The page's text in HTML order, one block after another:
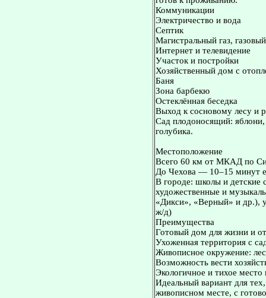
Коммуникации
Электричество и вода
Септик
Магистральный газ,
Интернет и телевидение
Участок и постройки
Хозяйственный дом с
Баня
Зона барбекю
Остеклённая беседка
Выход к сосновому лесу и
Сад плодоносящий:
голубика.
Местоположение
Всего 60 км от МКАД по
До Чехова — 10–15 минут
В городе: школы и детские
художественные и
«Дикси», «Верный» и др.),
ж/д)
Преимущества
Готовый дом для жизни и
Ухоженная территория с
Живописное окружение:
Возможность вести
Экологичное и тихое место
Идеальный вариант для
живописном месте, с